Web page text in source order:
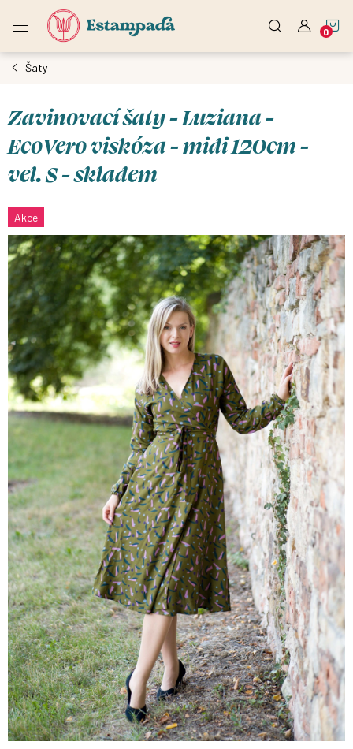
Šaty
Zavinovací šaty - Luziana -
EcoVero viskóza - midi 120cm -
vel. S - skladem
Akce